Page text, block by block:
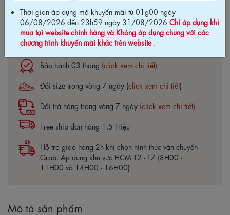
Cam kết chính hãng Biti's100%
Bảo hành 03 tháng (click xem chi tiết)
Đổi size trong vòng 7 ngày (click xem chi tiết)
Đổi trả hàng trong vòng 7 ngày (click xem chi tiết)
Free ship đơn hàng 1.5 Triệu
Hỗ trợ giao hàng 2h khi chọn hình thức vận chuyển
Grab. Áp dụng khu vực HCM T2 - T7 (8H00 -
11H00 và 14H00 - 16H00)
Mô tả sản phẩm
Thời gian áp dụng mã khuyến mãi từ 01g00 ngày
06/08/2026 đến 23h59 ngày 31/08/2026 Chỉ áp dụng khi
mua tại website chính hãng và Không áp dụng chung với các
chương trình khuyến mãi khác trên website